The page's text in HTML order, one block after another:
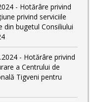
- Hotărâre privind
privind serviciile
bugetul Consiliului
- Hotărâre privind
a Centrului de
Tigveni pentru